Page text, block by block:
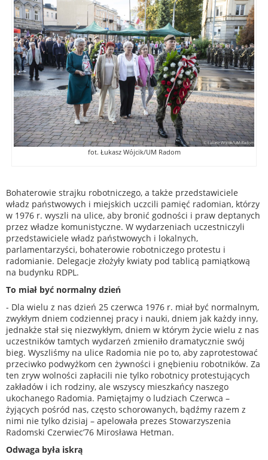
fot. Łukasz Wójcik/UM Radom
Bohaterowie strajku robotniczego, a także przedstawiciele
władz państwowych i miejskich uczcili pamięć radomian, którzy
w 1976 r. wyszli na ulice, aby bronić godności i praw deptanych
przez władze komunistyczne. W wydarzeniach uczestniczyli
przedstawiciele władz państwowych i lokalnych,
parlamentarzyści, bohaterowie robotniczego protestu i
radomianie. Delegacje złożyły kwiaty pod tablicą pamiątkową
na budynku RDPL.
To miał być normalny dzień
- Dla wielu z nas dzień 25 czerwca 1976 r. miał być normalnym,
zwykłym dniem codziennej pracy i nauki, dniem jak każdy inny,
jednakże stał się niezwykłym, dniem w którym życie wielu z nas
uczestników tamtych wydarzeń zmieniło dramatycznie swój
bieg. Wyszliśmy na ulice Radomia nie po to, aby zaprotestować
przeciwko podwyżkom cen żywności i gnębieniu robotników. Za
ten zryw wolności zapłacili nie tylko robotnicy protestujących
zakładów i ich rodziny, ale wszyscy mieszkańcy naszego
ukochanego Radomia. Pamiętajmy o ludziach Czerwca –
żyjących pośród nas, często schorowanych, bądźmy razem z
nimi nie tylko dzisiaj – apelowała prezes Stowarzyszenia
Radomski Czerwiec’76 Mirosława Hetman.
Odwaga była iskrą